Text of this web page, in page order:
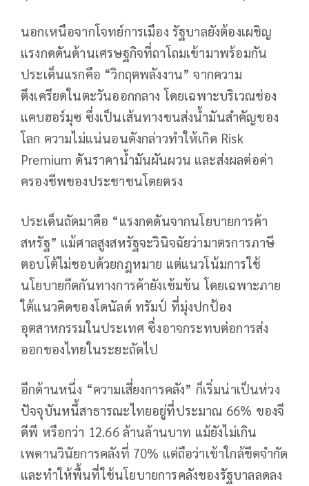
นอกเหนือจากโจทย์การเมือง รัฐบาลยังต้องเผชิญ
แรงกดดันด้านเศรษฐกิจที่ถาโถมเข้ามาพร้อมกัน
ประเด็นแรกคือ “วิกฤตพลังงาน” จากความ
ตึงเครียดในตะวันออกกลาง โดยเฉพาะบริเวณช่อง
แคบฮอร์มุซ ซึ่งเป็นเส้นทางขนส่งน้ำมันสำคัญของ
โลก ความไม่แน่นอนดังกล่าวทำให้เกิด Risk
Premium ดันราคาน้ำมันผันผวน และส่งผลต่อค่า
ครองชีพของประชาชนโดยตรง
ประเด็นถัดมาคือ “แรงกดดันจากนโยบายการค้า
สหรัฐ” แม้ศาลสูงสหรัฐจะวินิจฉัยว่ามาตรการภาษี
ตอบโต้ไม่ชอบด้วยกฎหมาย แต่แนวโน้มการใช้
นโยบายกีดกันทางการค้ายังเข้มข้น โดยเฉพาะภาย
ใต้แนวคิดของโดนัลด์ ทรัมป์ ที่มุ่งปกป้อง
อุตสาหกรรมในประเทศ ซึ่งอาจกระทบต่อการส่ง
ออกของไทยในระยะถัดไป
อีกด้านหนึ่ง “ความเสี่ยงการคลัง” ก็เริ่มน่าเป็นห่วง
ปัจจุบันหนี้สาธารณะไทยอยู่ที่ประมาณ 66% ของจี
ดีพี หรือกว่า 12.66 ล้านล้านบาท แม้ยังไม่เกิน
เพดานวินัยการคลังที่ 70% แต่ถือว่าเข้าใกล้ขีดจำกัด
และทำให้พื้นที่ใช้นโยบายการคลังของรัฐบาลลดลง